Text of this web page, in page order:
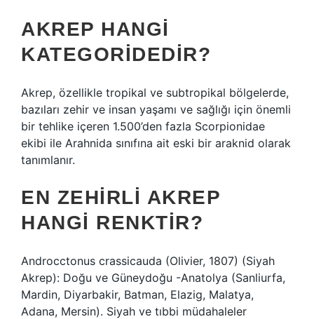
AKREP HANGI
KATEGORIDEDIR?
Akrep, özellikle tropikal ve subtropikal bölgelerde,
bazıları zehir ve insan yaşamı ve sağlığı için önemli
bir tehlike içeren 1.500’den fazla Scorpionidae
ekibi ile Arahnida sınıfına ait eski bir araknid olarak
tanımlanır.
EN ZEHIRLI AKREP
HANGI RENKTIR?
Androcctonus crassicauda (Olivier, 1807) (Siyah
Akrep): Doğu ve Güneydoğu -Anatolya (Sanliurfa,
Mardin, Diyarbakir, Batman, Elazig, Malatya,
Adana, Mersin). Siyah ve tıbbi müdahaleler